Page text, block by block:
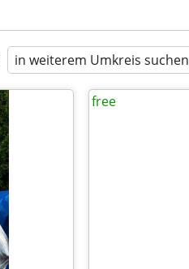
in weiterem Umkreis suchen
free